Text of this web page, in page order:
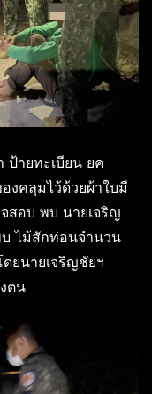
ป้ายทะเบียน ยค
งคลุมไว้ด้วยผ้าใบมี
สอบ พบ นายเจริญ
บ ไม้สักท่อนจำนวน
ยนายเจริญชัยฯ
ตน